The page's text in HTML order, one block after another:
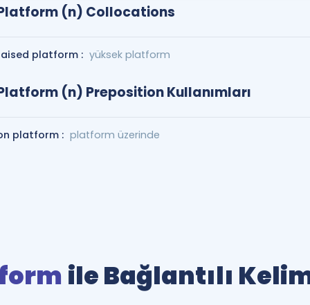
(n) Collocations
platform : yüksek platform
(n) Preposition Kullanımları
platform : platform üzerinde
ile Bağlantılı